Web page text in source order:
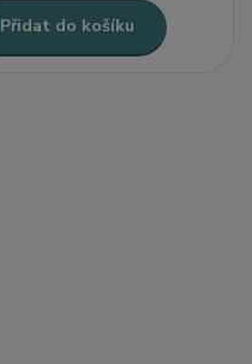
Přidat do košíku